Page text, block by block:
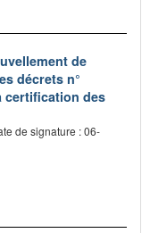
de
décrets n°
certification des
de signature : 06-